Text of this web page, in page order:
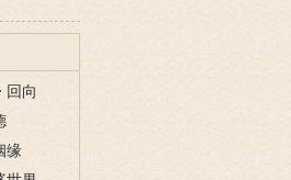
回向
缘